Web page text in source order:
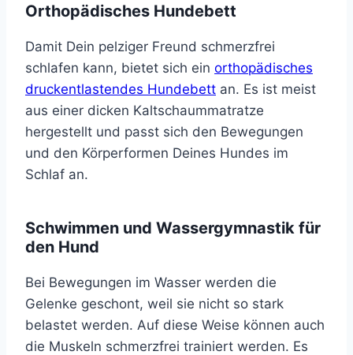
Orthopädisches Hundebett
Damit Dein pelziger Freund schmerzfrei
schlafen kann, bietet sich ein orthopädisches
druckentlastendes Hundebett an. Es ist meist
aus einer dicken Kaltschaummatratze
hergestellt und passt sich den Bewegungen
und den Körperformen Deines Hundes im
Schlaf an.
Schwimmen und Wassergymnastik für
den Hund
Bei Bewegungen im Wasser werden die
Gelenke geschont, weil sie nicht so stark
belastet werden. Auf diese Weise können auch
die Muskeln schmerzfrei trainiert werden. Es